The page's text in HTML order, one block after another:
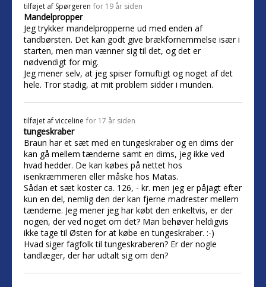
tilføjet af Spørgeren for 19 år siden
Mandelpropper
Jeg trykker mandelpropperne ud med enden af
tandbørsten. Det kan godt give brækfornemmelse især i
starten, men man vænner sig til det, og det er
nødvendigt for mig.
Jeg mener selv, at jeg spiser fornuftigt og noget af det
hele. Tror stadig, at mit problem sidder i munden.
tilføjet afvicceline for 17 år siden
tungeskraber
Braun har et sæt med en tungeskraber og en dims der
kan gå mellem tænderne samt en dims, jeg ikke ved
hvad hedder. De kan købes på nettet hos
isenkræmmeren eller måske hos Matas.
Sådan et sæt koster ca. 126, - kr. men jeg er påjagt efter
kun en del, nemlig den der kan fjerne madrester mellem
tænderne. Jeg mener jeg har købt den enkeltvis, er der
nogen, der ved noget om det? Man behøver heldigvis
ikke tage til Østen for at købe en tungeskraber. :-)
Hvad siger fagfolk til tungeskraberen? Er der nogle
tandlæger, der har udtalt sig om den?